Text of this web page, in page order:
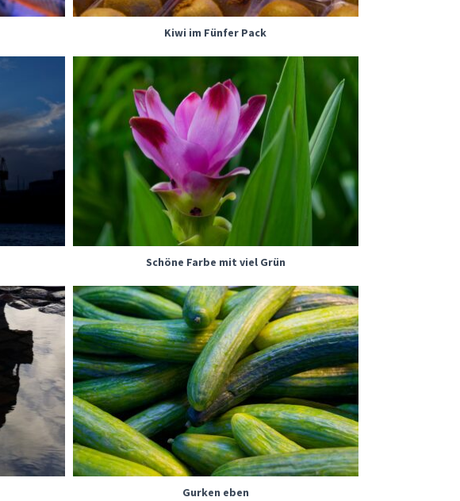
Kiwi im Fünfer Pack
Schöne Farbe mit viel Grün
Gurken eben